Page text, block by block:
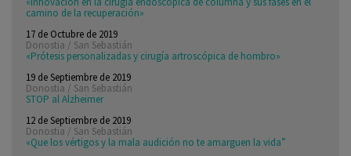
camino de la recuperación»
17 de Octubre de 2019
Donostia / San Sebastián
«Prótesis personalizadas y cirugía artroscópica de hombro»
19 de Septiembre de 2019
Donostia / San Sebastián
STOP al Alzheimer
12 de Septiembre de 2019
Donostia / San Sebastián
«Que los vértigos y la mala audición no te amarguen la vida”